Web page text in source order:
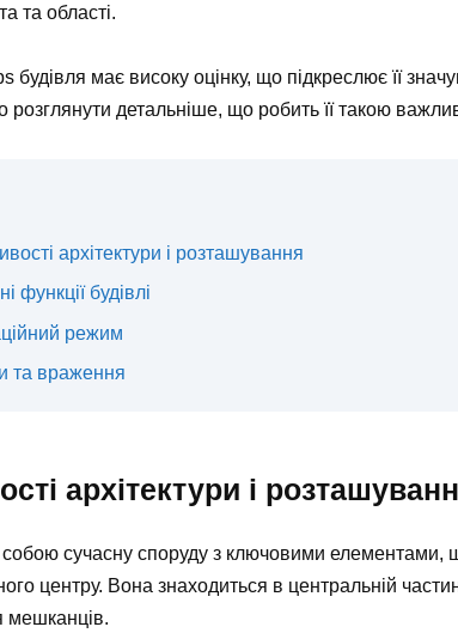
та області.
будівля має високу оцінку, що підкреслює її
розглянути детальніше, що робить її такою
архітектури і розташування
функції будівлі
режим
та враження
архітектури і
собою сучасну споруду з ключовими елементами,
центру. Вона знаходиться в центральній
мешканців.